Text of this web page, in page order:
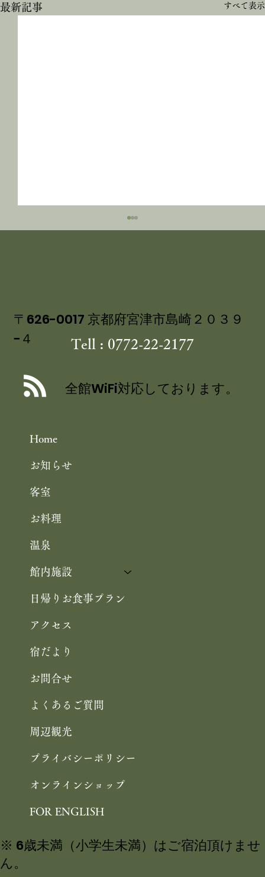
最新記事 すべて表示
ルク 飯尾醸造 富士酢プレミアム使用
Home
お知らせ
客室
お料理
温泉
館内施設
日帰りお食事プラン
アクセス
宿だより
お問合せ
よくあるご質問
周辺観光
プライバシーポリシー
オンラインショップ
FOR ENGLISH
〒626-0017 京都府宮津市島崎２０３９
−４
Tell : 0772-22-2177
全館WiFi対応しております。
※ 6歳未満（小学生未満）はご宿泊頂けませ
ん。